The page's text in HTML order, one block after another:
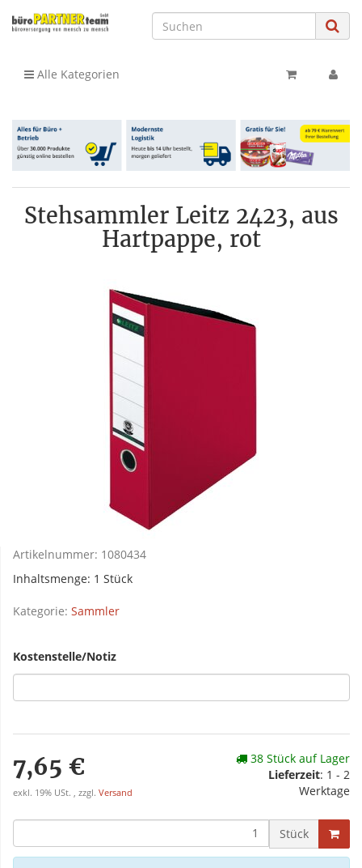
Alle Kategorien
Stehsammler Leitz 2423, aus
Hartpappe, rot
Artikelnummer: 1080434
Inhaltsmenge: 1 Stück
Kategorie: Sammler
Kostenstelle/Notiz
7,65 €
exkl. 19% USt. , zzgl. Versand
38 Stück auf Lager
Lieferzeit: 1 - 2
Werktage
Stück